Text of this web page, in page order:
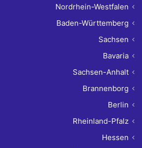
Nordrhein-Westfalen
Baden-Württemberg
Sachsen
Bavaria
Sachsen-Anhalt
Brannenborg
Berlin
Rheinland-Pfalz
Hessen